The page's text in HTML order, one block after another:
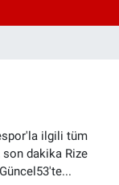
ilgili tüm
dakika Rize